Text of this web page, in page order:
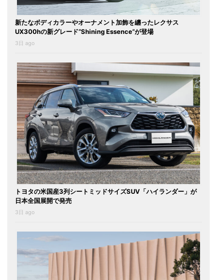
新たなボディカラーやオーナメント加飾を纏ったレクサス
UX300hの新グレード“Shining Essence”が登場
3日 ago
トヨタの米国産3列シートミッドサイズSUV「ハイランダー」が
日本全国展開で発売
3日 ago